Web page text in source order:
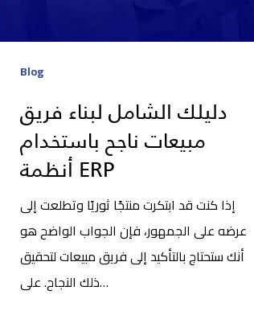
Blog
دليلك الشامل لبناء فريق
مبيعات ناجح باستخدام
أنظمة ERP
إذا كنت قد ابتكرت منتجًا ثوريًا وتطلعت إلى
عرضه على الجمهور، فإن الجواب الواضح هو
أنك ستحتاج بالتأكيد إلى فريق مبيعات لتحقيق
ذلك النجاح. على…